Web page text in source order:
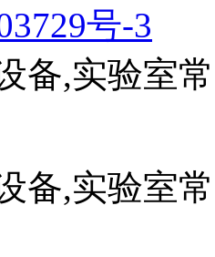
号-3
备,实验室
备,实验室